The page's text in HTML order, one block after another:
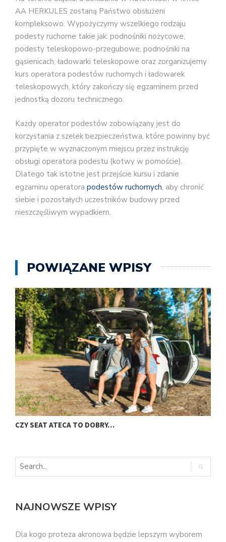
AA HERKULES zostaną Państwo obsłużeni
kompleksowo. Wypożyczymy wszelkiego rodzaju
podesty ruchome takie jak: podnośniki nożycowe,
podesty teleskopowo-przegubowe, podnośniki na
gąsienicach, ładowarki teleskopowe oraz zorganizujemy
kurs operatora podestów ruchomych i ładowarek
teleskopowych, który zakończy się egzaminem przed
jednostką dozoru technicznego.
Każdy operator podestów zobowiązany jest do
korzystania z szelek bezpieczeństwa, które powinny być
przypięte w wyznaczonym miejscu przez instrukcję
obsługi operatora podestu (kotwy w pomoście).
Dlatego tak istotne jest przejście kursu i zdanie
egzaminu operatora podestów ruchomych, aby chronić
siebie i pozostałych uczestników budowy przed
nieszczęśliwym wypadkiem.
POWIĄZANE WPISY
CZY SEAT ATECA TO DOBRY…
NAJNOWSZE WPISY
Dla kogo proteza akronowa będzie lepszym wyborem